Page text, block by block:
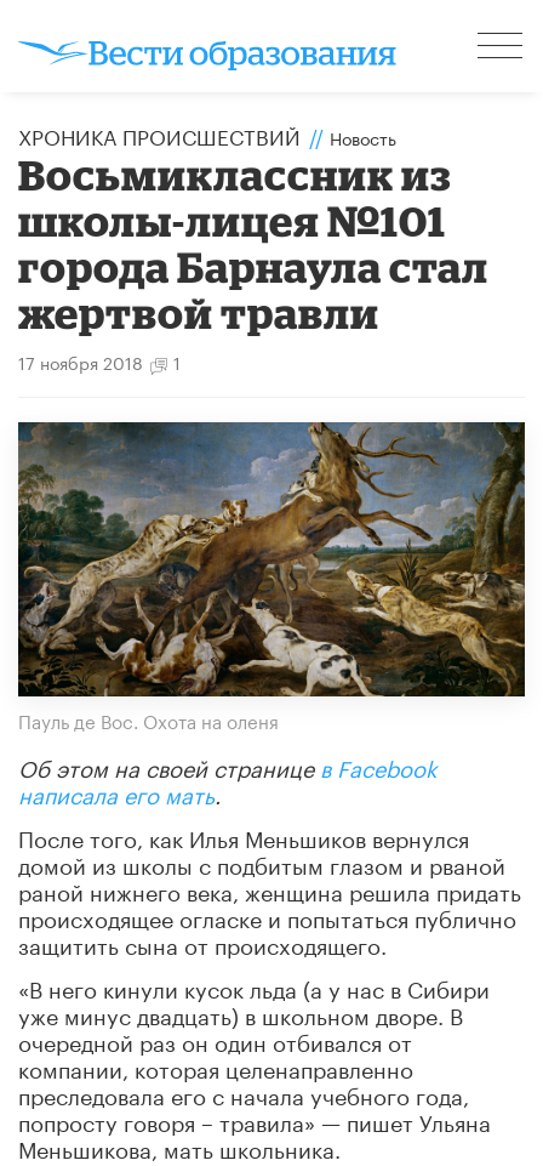
ХРОНИКА ПРОИСШЕСТВИЙ // Новость
Восьмиклассник из
школы-лицея №101
города Барнаула стал
жертвой травли
17 ноября 2018 1
Пауль де Вос. Охота на оленя
Об этом на своей странице в Facebook
написала его мать.
После того, как Илья Меньшиков вернулся
домой из школы с подбитым глазом и рваной
раной нижнего века, женщина решила придать
происходящее огласке и попытаться публично
защитить сына от происходящего.
«В него кинули кусок льда (а у нас в Сибири
уже минус двадцать) в школьном дворе. В
очередной раз он один отбивался от
компании, которая целенаправленно
преследовала его с начала учебного года,
попросту говоря – травила» — пишет Ульяна
Меньшикова, мать школьника.